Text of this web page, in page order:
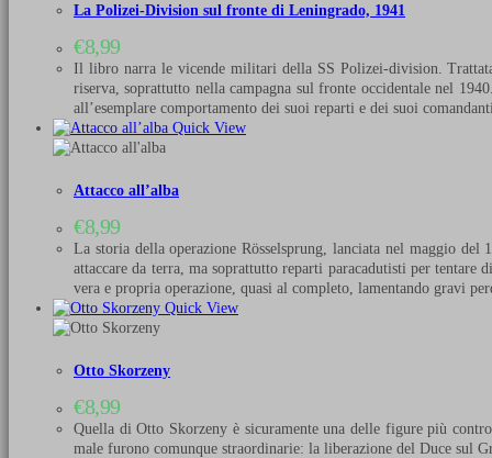
La Polizei-Division sul fronte di Leningrado, 1941
€8,99
Il libro narra le vicende militari della SS Polizei-division.
riserva, soprattutto nella campagna sul fronte occidentale nel
all’esemplare comportamento dei suoi reparti e dei suoi
Quick View
Attacco all’alba
€8,99
La storia della operazione Rösselsprung, lanciata nel maggio
attaccare da terra, ma soprattutto reparti paracadutisti per
vera e propria operazione, quasi al completo, lamentando gravi
Quick View
Otto Skorzeny
€8,99
Quella di Otto Skorzeny è sicuramente una delle figure più
male furono comunque straordinarie: la liberazione del Duce sul